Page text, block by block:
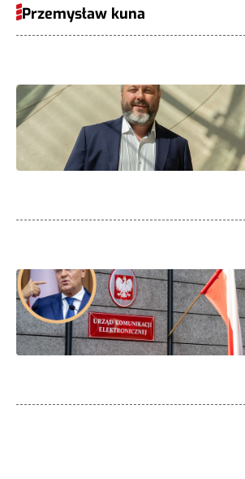
Przemysław kuna